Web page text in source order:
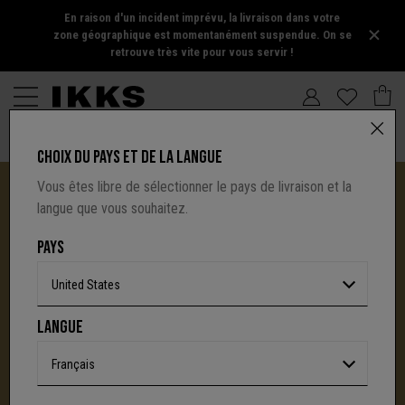
En raison d'un incident imprévu, la livraison dans votre
zone géographique est momentanément suspendue. On se
retrouve très vite pour vous servir !
UNE NOUVELLE PAGE S'ÉCRIT AVEC IKKS
C'est la fin d'une aventure : le site I.Code ferme
définitivement.Mais l'audace, la créativité
CHOIX DU PAYS ET DE LA LANGUE
Vous êtes libre de sélectionner le pays de livraison et la
langue que vous souhaitez.
PAYS
United States
LANGUE
Français